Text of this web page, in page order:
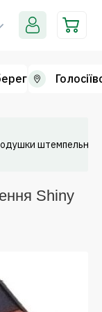
штемпельні
Shiny